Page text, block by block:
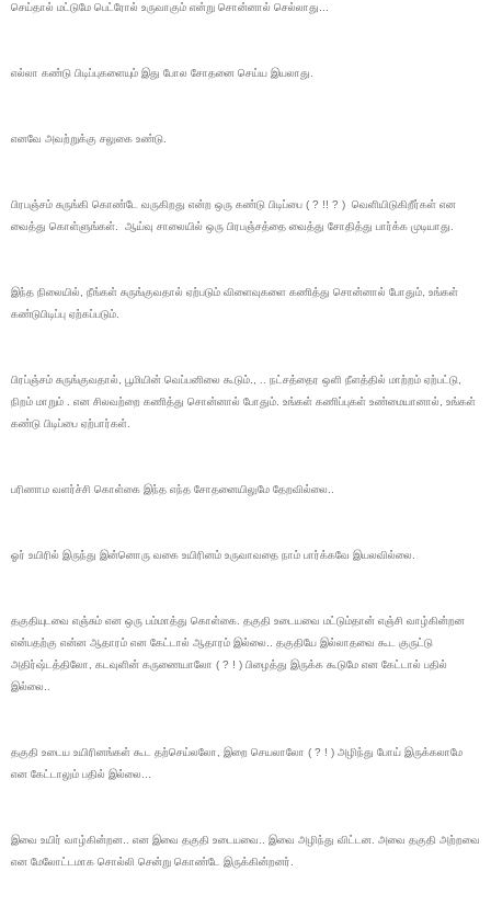
செய்தால் மட்டுமே பெட்ரோல் உருவாகும் என்று சொன்னால் செல்லாது...
எல்லா கண்டு பிடிப்புகளையும் இது போல சோதனை செய்ய இயலாது.
எனவே அவற்றுக்கு சலுகை உண்டு.
பிரபஞ்சம் சுருங்கி கொண்டே வருகிறது என்ற ஒரு கண்டு பிடிப்பை ( ? !! ? ) வெளியிடுகிறீர்கள் என
வைத்து கொள்ளுங்கள். ஆய்வு சாலையில் ஒரு பிரபஞ்சத்தை வைத்து சோதித்து பார்க்க முடியாது.
இந்த நிலையில், நீங்கள் சுருங்குவதால் ஏற்படும் விளைவுகளை கணித்து சொன்னால் போதும், உங்கள்
கண்டுபிடிப்பு ஏற்கப்படும்.
பிரப்ஞ்சம் சுருங்குவதால், பூமியின் வெப்பனிலை கூடும்., .. நட்சத்தைர ஒளி நீளத்தில் மாற்றம் ஏற்பட்டு,
நிறம் மாறும் . என சிலவற்றை கணித்து சொன்னால் போதும். உங்கள் கணிப்புகள் உண்மையானால், உங்கள்
கண்டு பிடிப்பை ஏற்பார்கள்.
பரிணாம வளர்ச்சி கொள்கை இந்த எந்த சோதனையிலுமே தேறவில்லை..
ஓர் உயிரில் இருந்து இன்னொரு வகை உயிரினம் உருவாவதை நாம் பார்க்கவே இயலவில்லை.
தகுதியுடவை எஞ்சும் என ஒரு பம்மாத்து கொள்கை. தகுதி உடையவை மட்டும்தான் எஞ்சி வாழ்கின்றன
என்பதற்கு என்ன ஆதாரம் என கேட்டால் ஆதாரம் இல்லை.. தகுதியே இல்லாதவை கூட குருட்டு
அதிர்ஷ்டத்திலோ, கடவுளின் கருணையாலோ ( ? ! ) பிழைத்து இருக்க கூடுமே என கேட்டால் பதில்
இல்லை..
தகுதி உடைய உயிரினங்கள் கூட தற்செய்லலோ, இறை செயலாலோ ( ? ! ) அழிந்து போய் இருக்கலாமே
என கேட்டாலும் பதில் இல்லை...
இவை உயிர் வாழ்கின்றன.. என இவை தகுதி உடையவை.. இவை அழிந்து விட்டன. அவை தகுதி அற்றவை
என மேலோட்டமாக சொல்லி சென்று கொண்டே இருக்கின்றனர்.